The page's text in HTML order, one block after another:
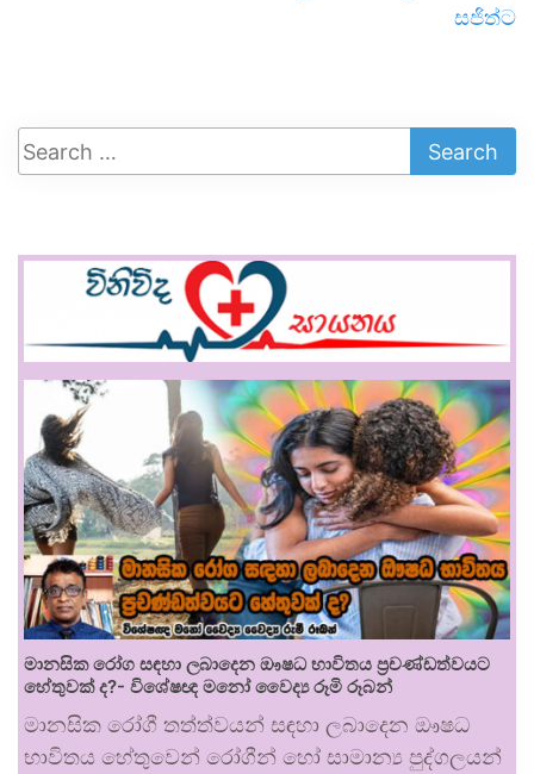
සජිත්ට
මානසික රෝග සඳහා ලබාදෙන ඖෂධ භාවිතය ප්‍රචණ්ඩත්වයට
හේතුවක් ද?- විශේෂඥ මනෝ වෛද්‍ය රූමි රූබන්
මානසික රෝගී තත්ත්වයන් සඳහා ලබාදෙන ඖෂධ
භාවිතය හේතුවෙන් රෝගීන් හෝ සාමාන්‍ය පුද්ගලයන්